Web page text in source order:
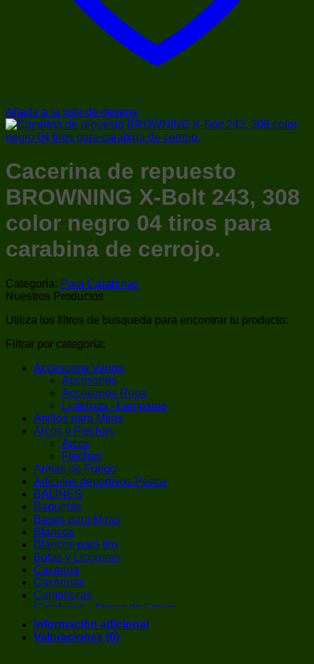
Añadir a la lista de deseos
Cacerina de repuesto
BROWNING X-Bolt 243, 308
color negro 04 tiros para
carabina de cerrojo.
Categoría: Para Carabinas
Nuestros Productos
Utiliza los filtros de busqueda para encontrar tu producto:
Filtrar por categoría:
Accesorios Varios
Accesorios
Accesorios Ropa
Linternas - Lamparas
Anillos para Miras
Arcos y Flechas
Arcos
Flechas
Armas de Fuego
Artículos deportivos Pesca
BALINES
Baquetas
Bases para Miras
Blancos
Blancos para tiro
Botas y Licoreras
Cacerina
Cacerinas
Cantoneras
Carabinas - Armas de Fuego
Carabinas de Aire Comprimido
Cargador de Cacerina
Chalecos / Chest Rigs
Información adicional
Valoraciones (0)